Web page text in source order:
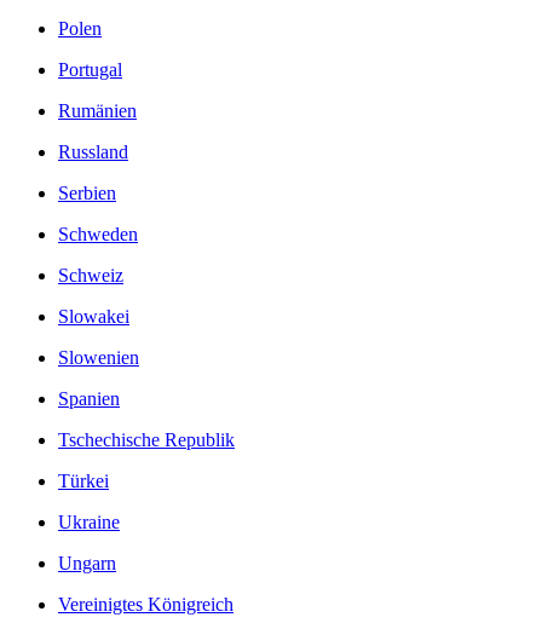
Polen
Portugal
Rumänien
Russland
Serbien
Schweden
Schweiz
Slowakei
Slowenien
Spanien
Tschechische Republik
Türkei
Ukraine
Ungarn
Vereinigtes Königreich